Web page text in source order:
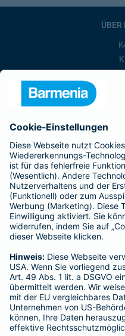
Barmenia ist Teil
Kranken-